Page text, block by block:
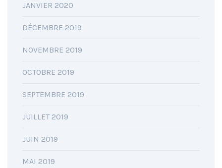
JANVIER 2020
DÉCEMBRE 2019
NOVEMBRE 2019
OCTOBRE 2019
SEPTEMBRE 2019
JUILLET 2019
JUIN 2019
MAI 2019